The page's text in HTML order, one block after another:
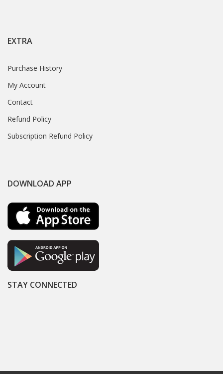
EXTRA
Purchase History
My Account
Contact
Refund Policy
Subscription Refund Policy
DOWNLOAD APP
STAY CONNECTED